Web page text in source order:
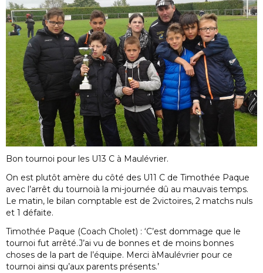
Bon tournoi pour les U13 C à Maulévrier.
On est plutôt amère du côté des U11 C de Timothée Paque
avec l’arrêt du tournoià la mi-journée dû au mauvais temps.
Le matin, le bilan comptable est de 2victoires, 2 matchs nuls
et 1 défaite.
Timothée Paque (Coach Cholet) : ‘C’est dommage que le
tournoi fut arrêté.J’ai vu de bonnes et de moins bonnes
choses de la part de l’équipe. Merci àMaulévrier pour ce
tournoi ainsi qu’aux parents présents.’